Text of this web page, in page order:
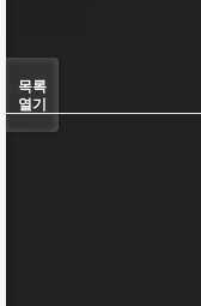
목록
열기